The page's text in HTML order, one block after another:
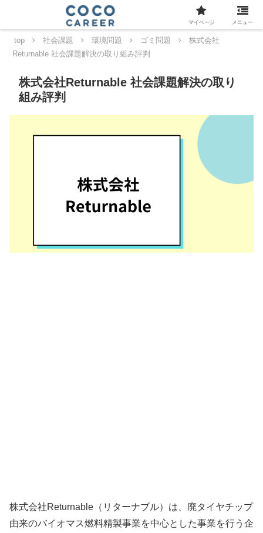
top 社会課題 環境問題 ゴミ問題
株式会社
Returnable 社会課題解決の取り組み評判
株式会社Returnable 社会課題解決の取り
組み評判
株式会社Returnable（リターナブル）は、廃タイヤチップ
由来のバイオマス燃料精製事業を中心とした事業を行う企
マイページ メニュー